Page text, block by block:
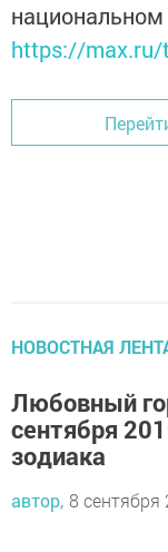
https://max.ru/
НОВОСТНАЯ
Любовный
сентября
зодиака
автор, 8 сентября